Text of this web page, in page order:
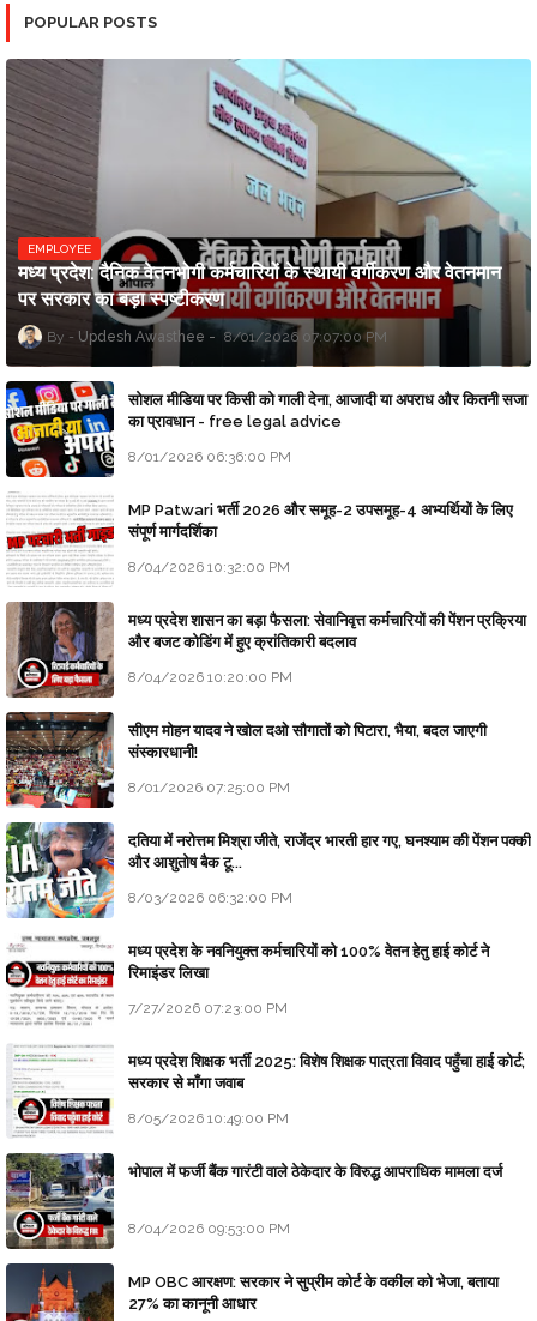
POPULAR POSTS
EMPLOYEE
मध्य प्रदेश: दैनिक वेतनभोगी कर्मचारियों के स्थायी वर्गीकरण और वेतनमान
पर सरकार का बड़ा स्पष्टीकरण
Updesh Awasthee 8/01/2026 07:07:00 PM
सोशल मीडिया पर किसी को गाली देना, आजादी या अपराध और कितनी सजा
का प्रावधान - free legal advice
8/01/2026 06:36:00 PM
MP Patwari भर्ती 2026 और समूह-2 उपसमूह-4 अभ्यर्थियों के लिए
संपूर्ण मार्गदर्शिका
8/04/2026 10:32:00 PM
मध्य प्रदेश शासन का बड़ा फैसला: सेवानिवृत्त कर्मचारियों की पेंशन प्रक्रिया
और बजट कोडिंग में हुए क्रांतिकारी बदलाव
8/04/2026 10:20:00 PM
सीएम मोहन यादव ने खोल दओ सौगातों को पिटारा, भैया, बदल जाएगी
संस्कारधानी!
8/01/2026 07:25:00 PM
दतिया में नरोत्तम मिश्रा जीते, राजेंद्र भारती हार गए, घनश्याम की पेंशन पक्की
और आशुतोष बैक टू...
8/03/2026 06:32:00 PM
मध्य प्रदेश के नवनियुक्त कर्मचारियों को 100% वेतन हेतु हाई कोर्ट ने
रिमाइंडर लिखा
7/27/2026 07:23:00 PM
मध्य प्रदेश शिक्षक भर्ती 2025: विशेष शिक्षक पात्रता विवाद पहुँचा हाई कोर्ट;
सरकार से माँगा जवाब
8/05/2026 10:49:00 PM
भोपाल में फर्जी बैंक गारंटी वाले ठेकेदार के विरुद्ध आपराधिक मामला दर्ज
8/04/2026 09:53:00 PM
MP OBC आरक्षण: सरकार ने सुप्रीम कोर्ट के वकील को भेजा, बताया
27% का कानूनी आधार